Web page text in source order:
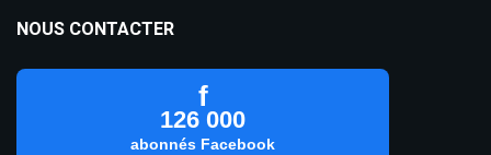
NOUS CONTACTER
f
126 000
abonnés Facebook